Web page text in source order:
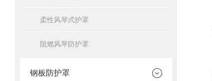
柔性风琴式护罩
阻燃风琴防护罩
钢板防护罩
2.
3.